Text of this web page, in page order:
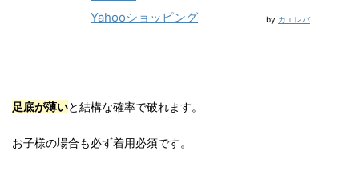
Yahooショッピング
by カエレバ
足底が薄いと結構な確率で破れます。
お子様の場合も必ず着用必須です。